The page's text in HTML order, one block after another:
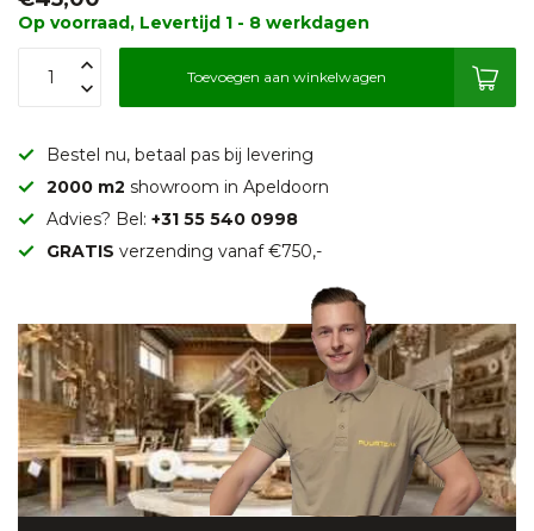
Op voorraad, Levertijd 1 - 8 werkdagen
Toevoegen aan winkelwagen
Bestel nu, betaal pas bij levering
2000 m2 showroom in Apeldoorn
Advies? Bel: +31 55 540 0998
GRATIS verzending vanaf €750,-